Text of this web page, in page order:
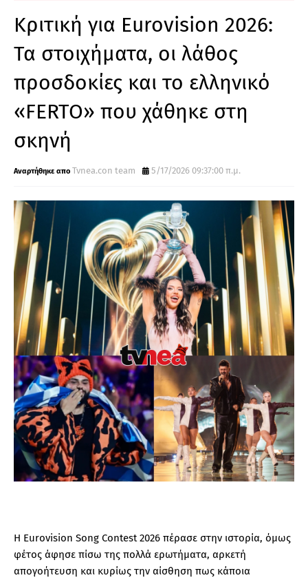
Κριτική για Eurovision 2026:
Τα στοιχήματα, οι λάθος
προσδοκίες και το ελληνικό
«FERTO» που χάθηκε στη
σκηνή
Tvnea.con team 5/17/2026 09:37:00 π.μ.
Η Eurovision Song Contest 2026 πέρασε στην ιστορία, όμως
φέτος άφησε πίσω της πολλά ερωτήματα, αρκετή
απογοήτευση και κυρίως την αίσθηση πως κάποια